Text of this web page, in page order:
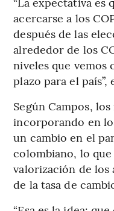
acercarse a los
después de las
alrededor de los
niveles que vemos
plazo para el país”,
Según Campos,
incorporando en
un cambio en el
colombiano, lo
valorización de los
de la tasa de